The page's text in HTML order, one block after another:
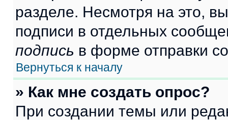
разделе. Несмотря на это,
подписи в отдельных
подпись в форме отправки
Вернуться к началу
» Как мне создать опрос?
При создании темы или